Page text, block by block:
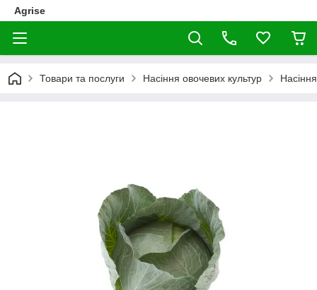
Agrise
Товари та послуги Насіння овочевих культур